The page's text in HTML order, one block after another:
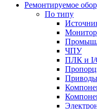
Ремонтируемое
По типу
ЧПУ
ПЛК и I/
Приводы